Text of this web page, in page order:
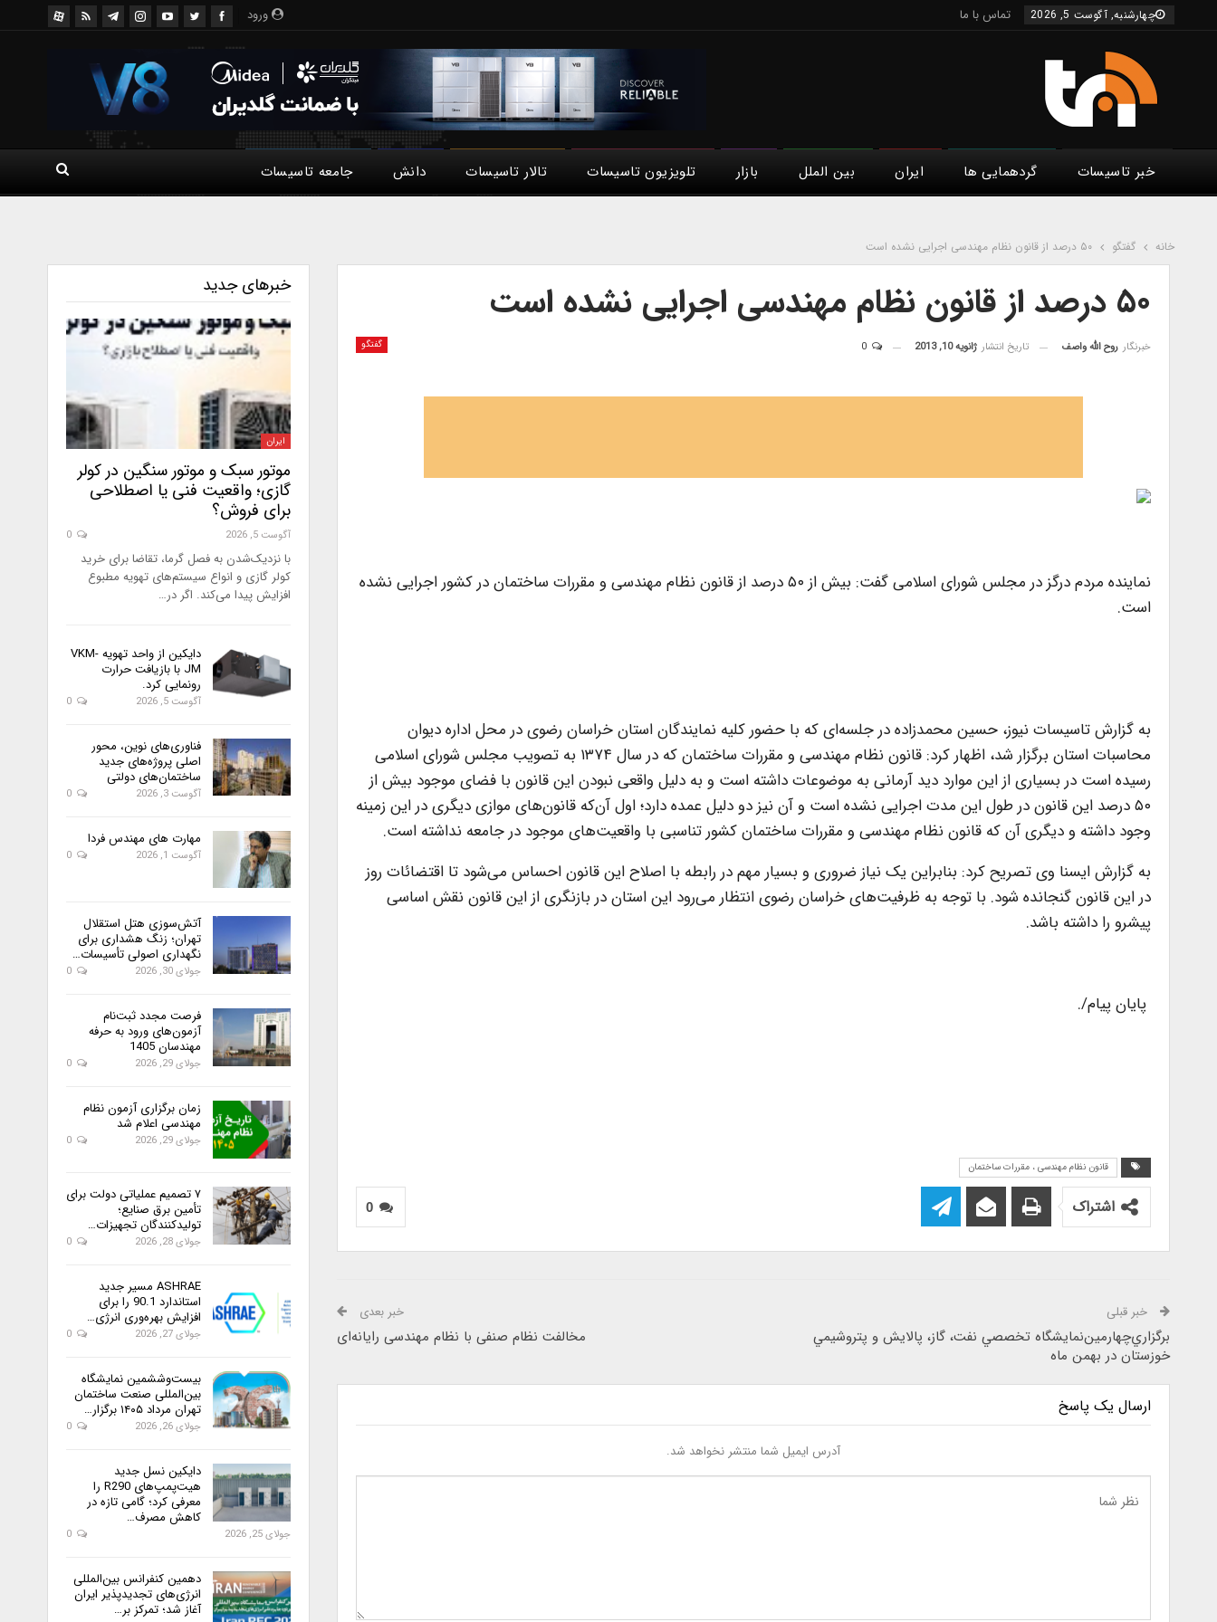
ورود چهارشنبه, آگوست 5, 2026 تماس با ما
خبر تاسیسات گردهمایی ها ایران بین الملل بازار تلویزیون تاسیسات تالار تاسیسات دانش جامعه تاسیسات
خانه گفتگو ۵۰ درصد از قانون نظام مهندسی اجرایی نشده است
۵۰ درصد از قانون نظام مهندسی اجرایی نشده است
گفتگو خبرنگار روح الله واصف تاریخ انتشار ژانویه 10, 2013
نماینده مردم درگز در مجلس شورای اسلامی گفت: بیش از ۵۰ درصد از قانون نظام مهندسی و مقررات ساختمان در کشور اجرایی نشده
است.
به گزارش تاسیسات نیوز، حسین محمدزاده در جلسه‌ای که با حضور کلیه نمایندگان استان خراسان رضوی در محل اداره دیوان
محاسبات استان برگزار شد، اظهار کرد: قانون نظام مهندسی و مقررات ساختمان که در سال ۱۳۷۴ به تصویب مجلس شورای اسلامی
رسیده است در بسیاری از این موارد دید آرمانی به موضوعات داشته است و به دلیل واقعی نبودن این قانون با فضای موجود بیش از
۵۰ درصد این قانون در طول این مدت اجرایی نشده است و آن نیز دو دلیل عمده دارد؛ اول آن‌که قانون‌های موازی دیگری در این زمینه
وجود داشته و دیگری آن که قانون نظام مهندسی و مقررات ساختمان کشور تناسبی با واقعیت‌های موجود در جامعه نداشته است.
به گزارش ایسنا وی تصریح کرد: بنابراین یک نیاز ضروری و بسیار مهم در رابطه با اصلاح این قانون احساس می‌شود تا اقتضائات روز
در این قانون گنجانده شود. با توجه به ظرفیت‌های خراسان رضوی انتظار می‌رود این استان در بازنگری از این قانون نقش اساسی
پیشرو را داشته باشد.
پایان پیام/.
قانون نظام مهندسی ، مقررات ساختمان
0 اشتراک
خبر قبلی
برگزاري‌چهارمين‌نمايشگاه تخصصي نفت، گاز، پالايش و پتروشيمي
خوزستان در بهمن ماه
خبر بعدی
مخالفت نظام صنفی با نظام مهندسی رایانه‌ای
ارسال یک پاسخ
آدرس ایمیل شما منتشر نخواهد شد.
خبرهای جدید
ایران
موتور سبک و موتور سنگین در کولر
گازی؛ واقعیت فنی یا اصطلاحی
برای فروش؟
آگوست 5, 2026
با نزدیک‌شدن به فصل گرما، تقاضا برای خرید
کولر گازی و انواع سیستم‌های تهویه مطبوع
افزایش پیدا می‌کند. اگر در…
دایکین از واحد تهویه VKM-
JM با بازیافت حرارت
رونمایی کرد.
آگوست 5, 2026
فناوری‌های نوین، محور
اصلی پروژه‌های جدید
ساختمان‌های دولتی
آگوست 3, 2026
مهارت های مهندس فردا
آگوست 1, 2026
آتش‌سوزی هتل استقلال
تهران؛ زنگ هشداری برای
نگهداری اصولی تأسیسات…
جولای 30, 2026
فرصت مجدد ثبت‌نام
آزمون‌های ورود به حرفه
مهندسان 1405
جولای 29, 2026
زمان برگزاری آزمون نظام
مهندسی اعلام شد
جولای 29, 2026
۷ تصمیم عملیاتی دولت برای
تأمین برق صنایع؛
تولیدکنندگان تجهیزات…
جولای 28, 2026
ASHRAE مسیر جدید
استاندارد 90.1 را برای
افزایش بهره‌وری انرژی…
جولای 27, 2026
بیست‌وششمین نمایشگاه
بین‌المللی صنعت ساختمان
تهران مرداد ۱۴۰۵ برگزار…
جولای 26, 2026
دایکین نسل جدید
هیت‌پمپ‌های R290 را
معرفی کرد؛ گامی تازه در
کاهش مصرف…
جولای 25, 2026
دهمین کنفرانس بین‌المللی
انرژی‌های تجدیدپذیر ایران
آغاز شد؛ تمرکز بر…